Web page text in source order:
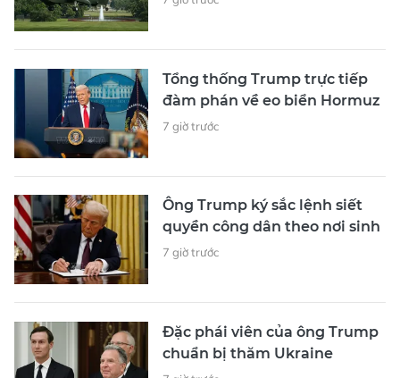
Tổng thống Trump trực tiếp
đàm phán về eo biển Hormuz
7 giờ trước
Ông Trump ký sắc lệnh siết
quyền công dân theo nơi sinh
7 giờ trước
Đặc phái viên của ông Trump
chuẩn bị thăm Ukraine